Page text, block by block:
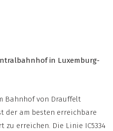
in Luxemburg-
Bahnhof von Drauffelt
der am besten erreichbare
zu erreichen. Die Linie IC5334